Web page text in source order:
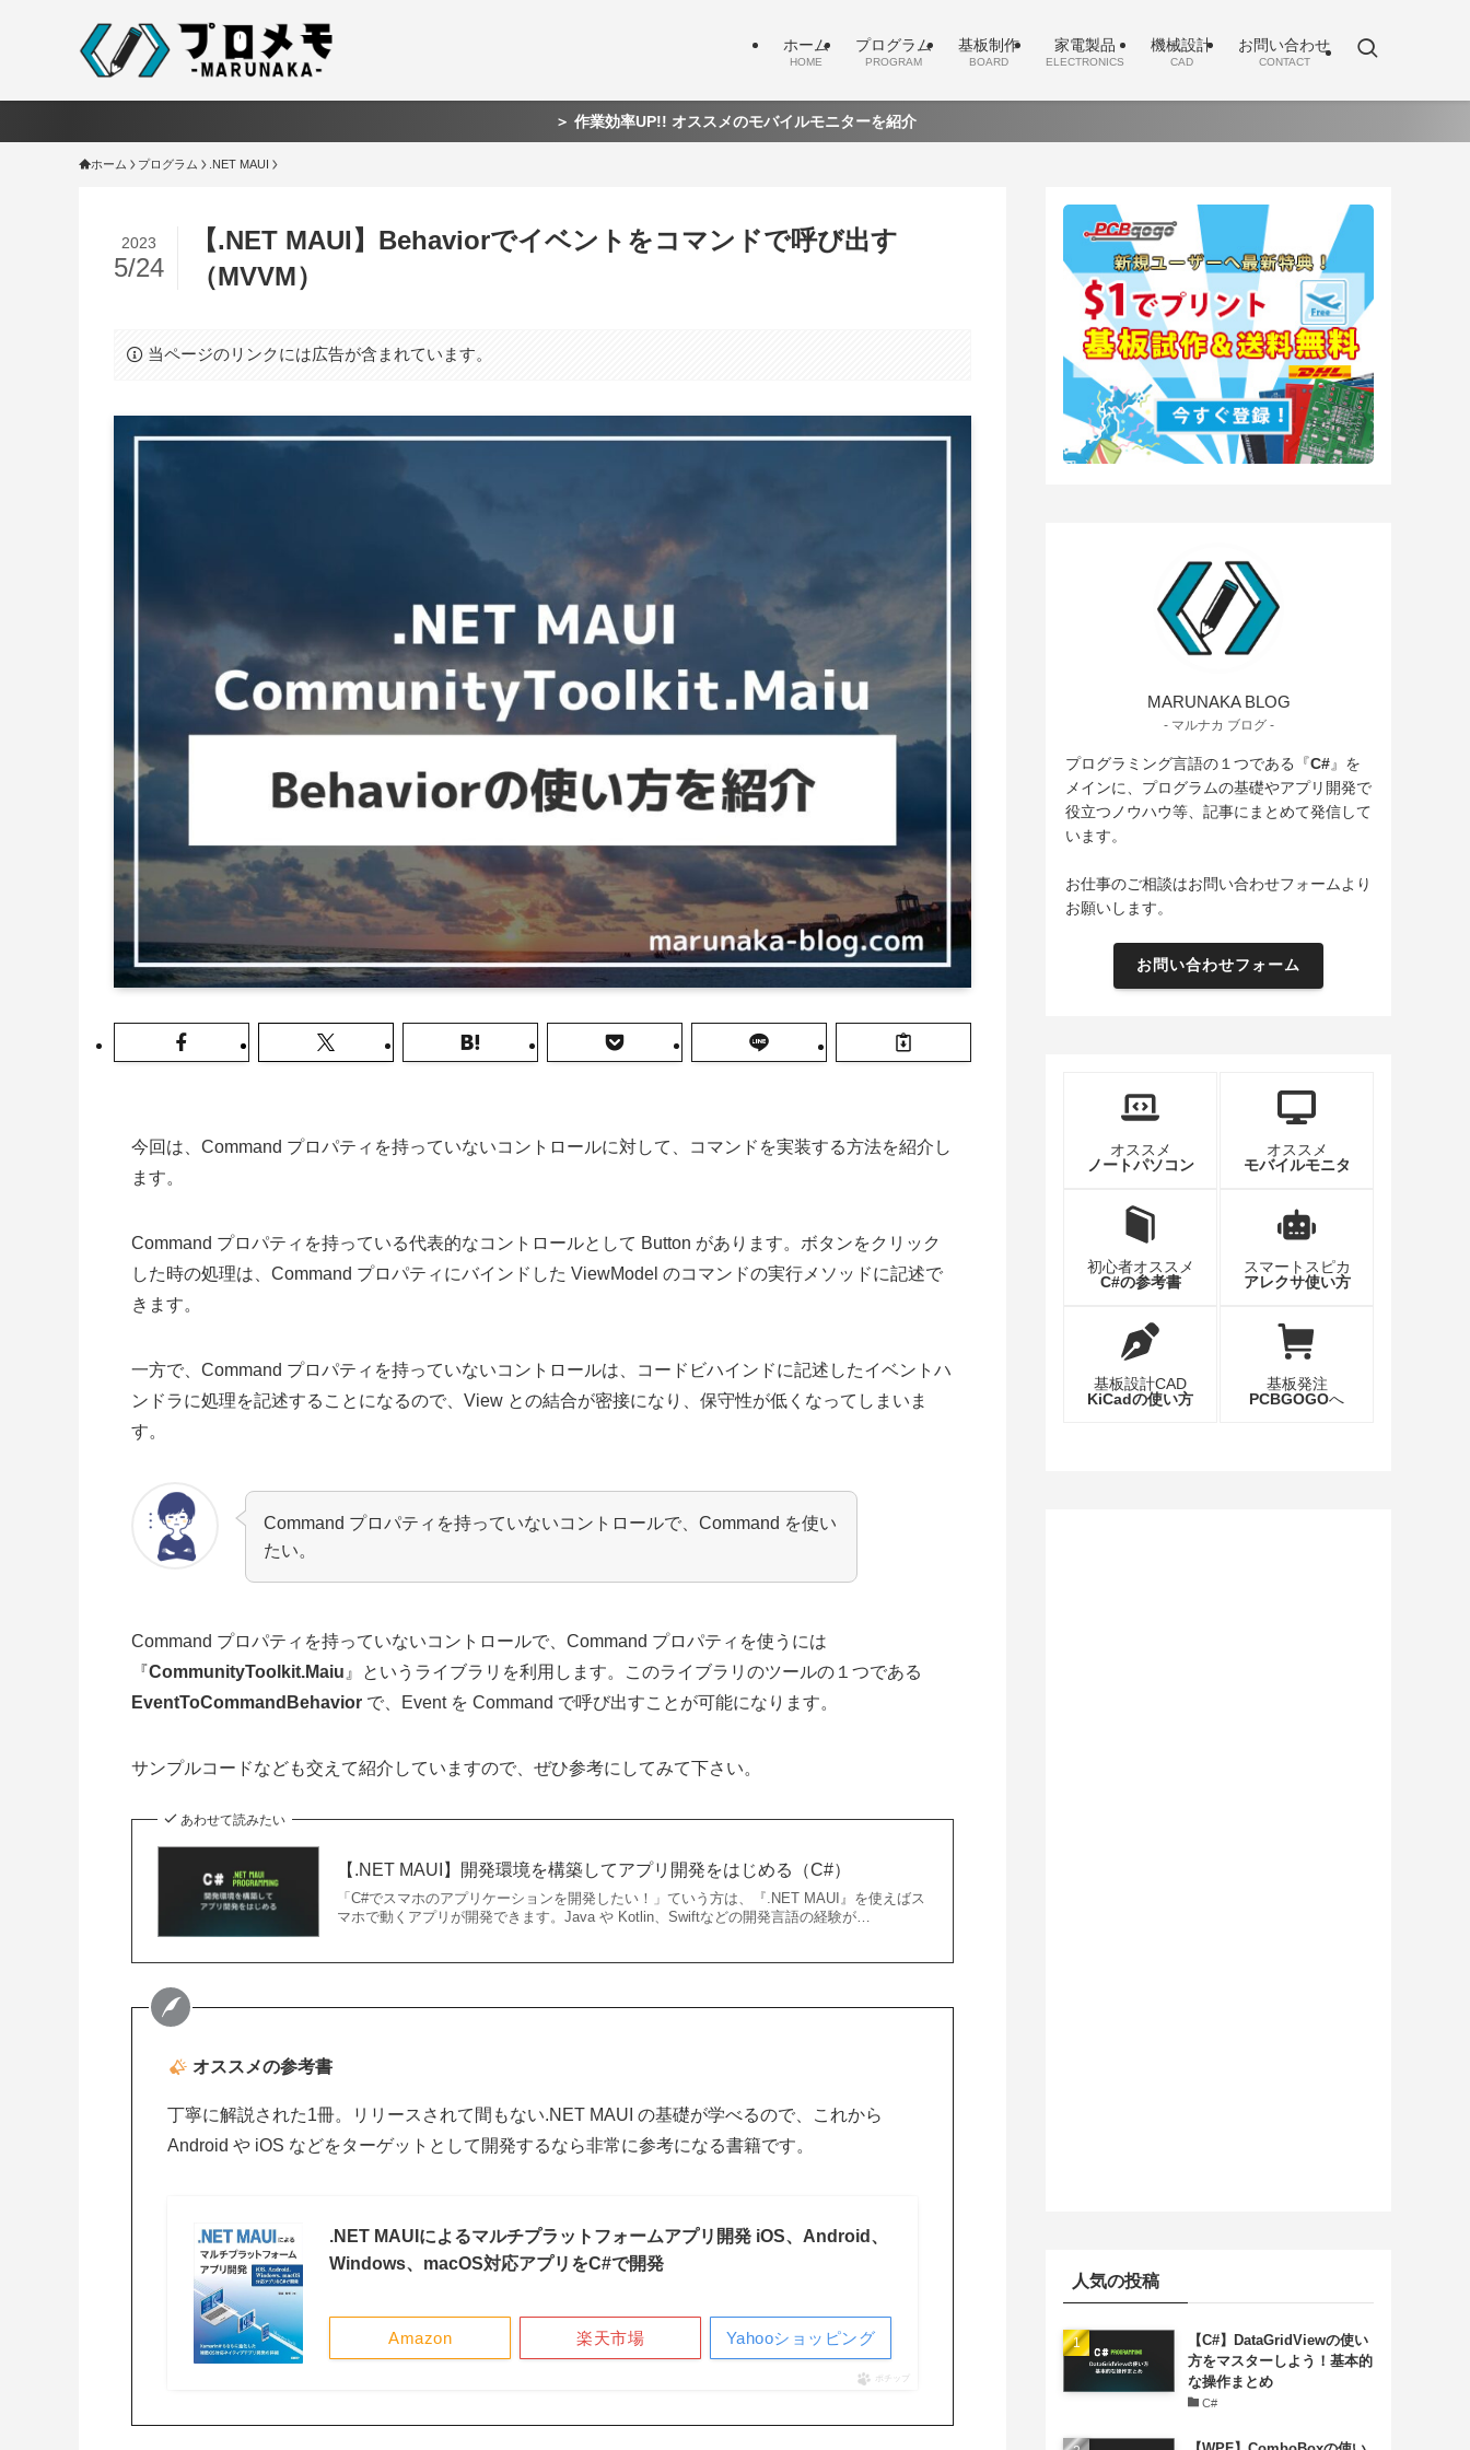
ホーム
HOME
プログラム
PROGRAM
基板制作
BOARD
家電製品
ELECTRONICS
機械設計
CAD
お問い合わせ
CONTACT
＞ 作業効率UP!! オススメのモバイルモニターを紹介
ホーム プログラム .NET MAUI
【.NET MAUI】Behaviorでイベントをコマンドで呼び出す
（MVVM）
2023
5/24
当ページのリンクには広告が含まれています。
今回は、Command プロパティを持っていないコントロールに対して、コマンドを実装する方法を紹介し
ます。
Command プロパティを持っている代表的なコントロールとして Button があります。ボタンをクリック
した時の処理は、Command プロパティにバインドした ViewModel のコマンドの実行メソッドに記述で
きます。
一方で、Command プロパティを持っていないコントロールは、コードビハインドに記述したイベントハ
ンドラに処理を記述することになるので、View との結合が密接になり、保守性が低くなってしまいま
す。
Command プロパティを持っていないコントロールで、Command を使い
たい。
Command プロパティを持っていないコントロールで、Command プロパティを使うには
『CommunityToolkit.Maiu 』というライブラリを利用します。このライブラリのツールの１つである
EventToCommandBehavior で、Event を Command で呼び出すことが可能になります。
サンプルコードなども交えて紹介していますので、ぜひ参考にしてみて下さい。
あわせて読みたい
【.NET MAUI】開発環境を構築してアプリ開発をはじめる（C#）
「C#でスマホのアプリケーションを開発したい！」ていう方は、『.NET MAUI』を使えばス
マホで動くアプリが開発できます。Java や Kotlin、Swiftなどの開発言語の経験が…
オススメの参考書
丁寧に解説された1冊。リリースされて間もない.NET MAUI の基礎が学べるので、これから
Android や iOS などをターゲットとして開発するなら非常に参考になる書籍です。
.NET MAUIによるマルチプラットフォームアプリ開発 iOS、Android、
Windows、macOS対応アプリをC#で開発
Amazon 楽天市場 Yahooショッピング
ポチップ
MARUNAKA BLOG
- マルナカ ブログ -
プログラミング言語の１つである『C#』を
メインに、プログラムの基礎やアプリ開発で
役立つノウハウ等、記事にまとめて発信して
います。
お仕事のご相談はお問い合わせフォームより
お願いします。
お問い合わせフォーム
オススメ
ノートパソコン
オススメ
モバイルモニタ
初心者オススメ
C#の参考書
スマートスピカ
アレクサ使い方
基板設計CAD
KiCadの使い方
基板発注
PCBGOGOへ
人気の投稿
【C#】DataGridViewの使い
方をマスターしよう！基本的
な操作まとめ
C#